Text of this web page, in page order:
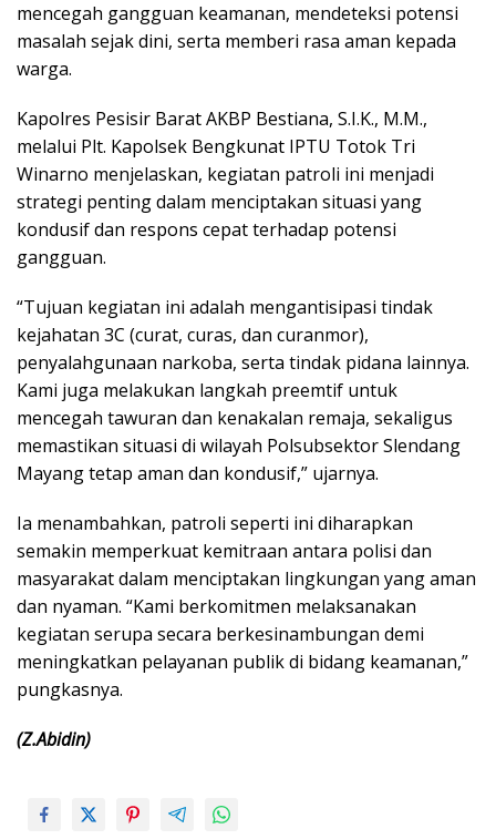
mencegah gangguan keamanan, mendeteksi potensi
masalah sejak dini, serta memberi rasa aman kepada
warga.
Kapolres Pesisir Barat AKBP Bestiana, S.I.K., M.M.,
melalui Plt. Kapolsek Bengkunat IPTU Totok Tri
Winarno menjelaskan, kegiatan patroli ini menjadi
strategi penting dalam menciptakan situasi yang
kondusif dan respons cepat terhadap potensi
gangguan.
“Tujuan kegiatan ini adalah mengantisipasi tindak
kejahatan 3C (curat, curas, dan curanmor),
penyalahgunaan narkoba, serta tindak pidana lainnya.
Kami juga melakukan langkah preemtif untuk
mencegah tawuran dan kenakalan remaja, sekaligus
memastikan situasi di wilayah Polsubsektor Slendang
Mayang tetap aman dan kondusif,” ujarnya.
Ia menambahkan, patroli seperti ini diharapkan
semakin memperkuat kemitraan antara polisi dan
masyarakat dalam menciptakan lingkungan yang aman
dan nyaman. “Kami berkomitmen melaksanakan
kegiatan serupa secara berkesinambungan demi
meningkatkan pelayanan publik di bidang keamanan,”
pungkasnya.
(Z.Abidin)